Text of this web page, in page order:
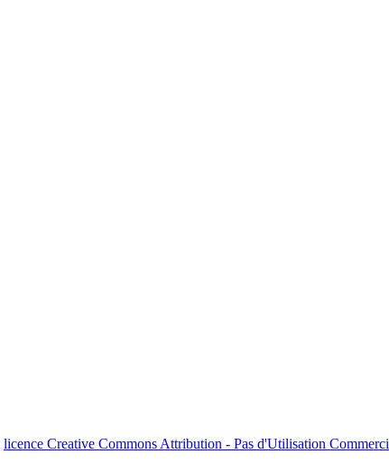
licence Creative Commons Attribution - Pas d'Utilisation